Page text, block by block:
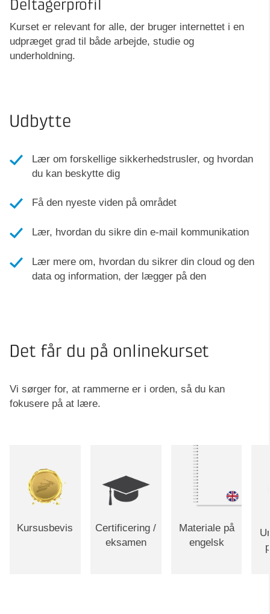
Deltagerprofil
Kurset er relevant for alle, der bruger internettet i en
udpræget grad til både arbejde, studie og
underholdning.
Udbytte
Lær om forskellige sikkerhedstrusler, og hvordan
du kan beskytte dig
Få den nyeste viden på området
Lær, hvordan du sikre din e-mail kommunikation
Lær mere om, hvordan du sikrer din cloud og den
data og information, der lægger på den
Det får du på onlinekurset
Vi sørger for, at rammerne er i orden, så du kan
fokusere på at lære.
Kursusbevis
Certificering /
eksamen
Materiale på
engelsk